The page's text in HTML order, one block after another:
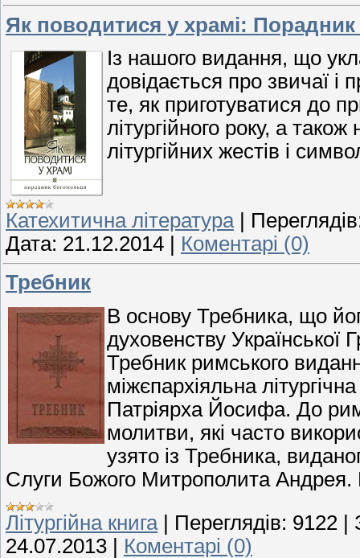
Як поводитися у храмі:
Із нашого видання, що
довідається про звичаї і
те, як приготуватися до
літургійного року, а
літургійних жестів і
Катехитична література|
Дата: 21.12.2014
Коментарі (0)
Требник
В основу Требника, що
духовенству
Требник римського
міжєпархіяльна
Патріярха Йосифа. До
молитви, які часто
узято із Требника,
Слуги Божого Митрополита Андрея.
Літургійна книга | Переглядів: 9122 |
24.07.2013 | Коментарі (0)